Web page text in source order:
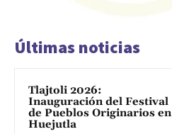
Últimas noticias
Tlajtoli 2026:
Inauguración del Festival
de Pueblos Originarios en
Huejutla